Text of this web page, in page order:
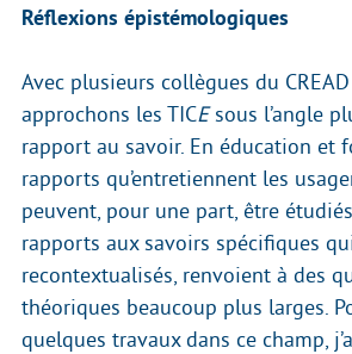
Réflexions épistémologiques
Avec plusieurs collègues du
approchons les TICEsous l’angle
rapport au savoir. En éducation et
rapports qu’entretiennent les
peuvent, pour une part, être
rapports aux savoirs spécifiques
recontextualisés, renvoient à des
théoriques beaucoup plus larges.
quelques travaux dans ce champ,